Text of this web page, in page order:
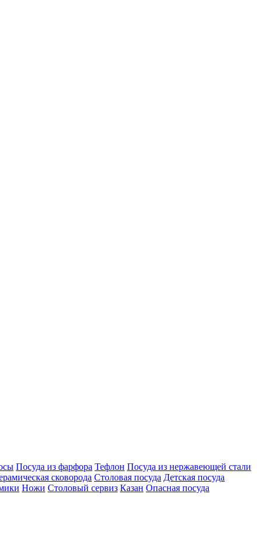
Посуда из фарфора Тефлон Посуда из нержавеющей стали
сковорода Столовая посуда Детская посуда
Ножи Столовый сервиз Казан Опасная посуда